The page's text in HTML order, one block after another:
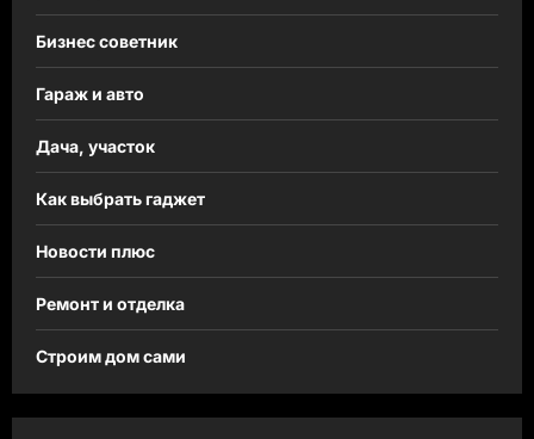
Бизнес советник
Гараж и авто
Дача, участок
Как выбрать гаджет
Новости плюс
Ремонт и отделка
Строим дом сами